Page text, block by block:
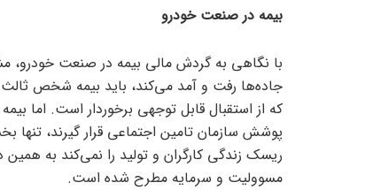
بیمه در صنعت خودرو
با نگاهی به گردش مالی بیمه در صنعت خودرو،
جاده‌ها رفت و آمد می‌کند، باید بیمه شخص ثالث
که از استقبال قابل توجهی برخوردار است. اما
پوشش سازمان تامین اجتماعی قرار گیرند،
ریسک زندگی کارگران و تولید را نمی‌کند به همین
مسوولیت و سرمایه مطرح شده است.